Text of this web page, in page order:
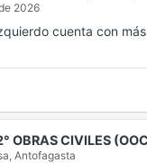
2026
cuenta con
OBRAS CIVILES
Antofagasta